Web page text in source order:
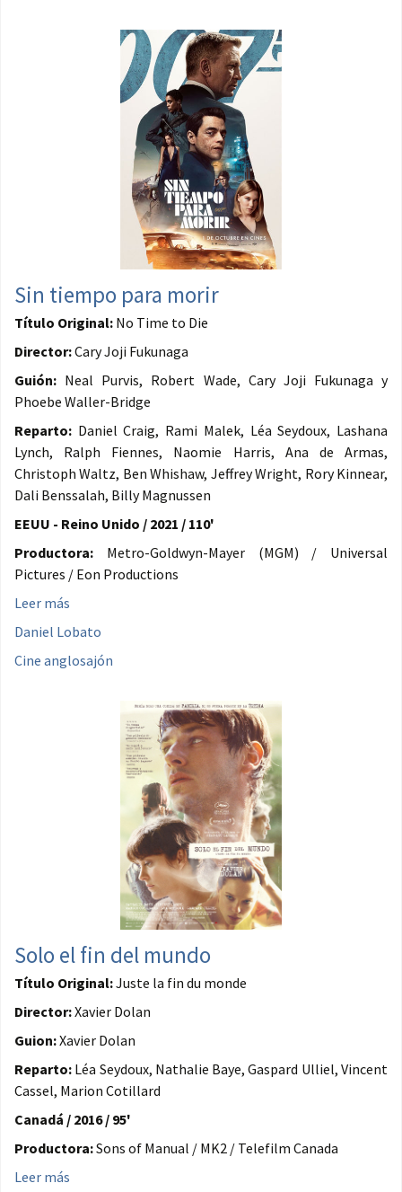
Sin tiempo para morir
Título Original: No Time to Die
Director:Cary Joji Fukunaga
Guión: Neal Purvis, Robert Wade, Cary Joji Fukunaga y
Phoebe Waller-Bridge
Reparto: Daniel Craig, Rami Malek, Léa Seydoux, Lashana
Lynch, Ralph Fiennes, Naomie Harris, Ana de Armas,
Christoph Waltz, Ben Whishaw, Jeffrey Wright, Rory Kinnear,
Dali Benssalah, Billy Magnussen
EEUU - Reino Unido / 2021 / 110'
Productora: Metro-Goldwyn-Mayer (MGM) / Universal
Pictures / Eon Productions
Leer más
Daniel Lobato
Cine anglosajón
Solo el fin del mundo
Título Original:Juste la fin du monde
Director:Xavier Dolan
Guion:Xavier Dolan
Reparto: Léa Seydoux, Nathalie Baye, Gaspard Ulliel, Vincent
Cassel, Marion Cotillard
Canadá / 2016 / 95'
Productora:Sons of Manual / MK2 / Telefilm Canada
Leer más